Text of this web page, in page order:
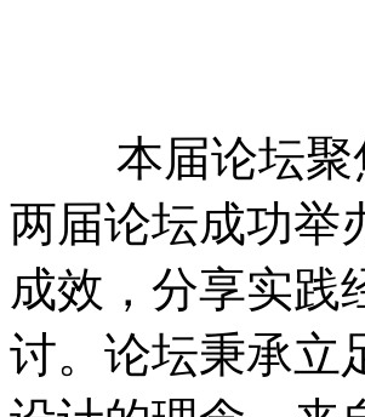
本届论坛聚焦
两届论坛成功举
成效，分享实践
讨。论坛秉承立